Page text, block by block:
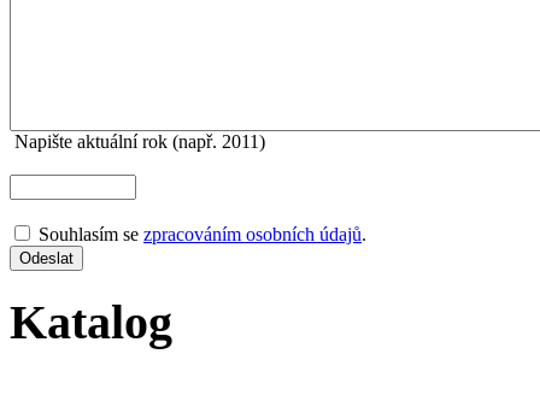
Napište aktuální rok (např. 2011)
Souhlasím se zpracováním osobních údajů.
Katalog